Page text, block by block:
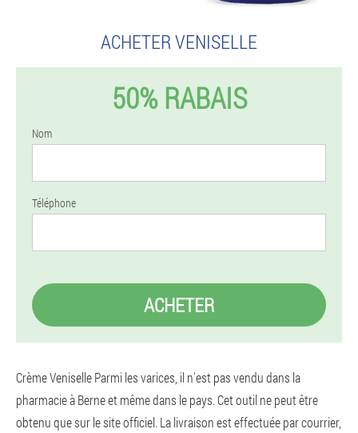
ACHETER VENISELLE
50% RABAIS
Nom
Téléphone
ACHETER
Crème Veniselle Parmi les varices, il n'est pas vendu dans la
pharmacie à Berne et même dans le pays. Cet outil ne peut être
obtenu que sur le site officiel. La livraison est effectuée par courrier,